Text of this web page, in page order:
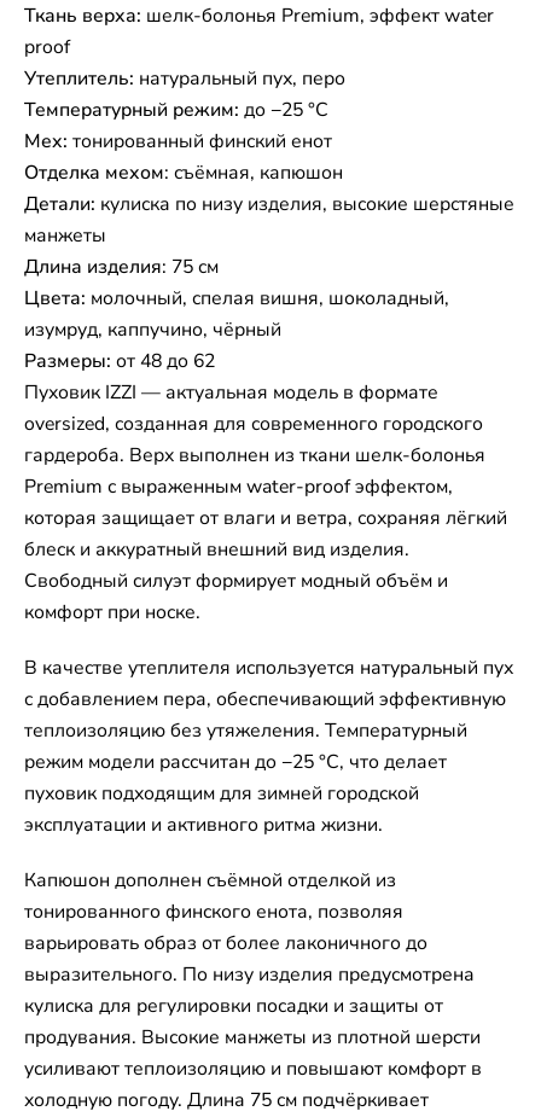
Ткань верха: шелк-болонья Premium, эффект water
proof
Утеплитель: натуральный пух, перо
Температурный режим: до −25 °C
Мех: тонированный финский енот
Отделка мехом: съёмная, капюшон
Детали: кулиска по низу изделия, высокие шерстяные
манжеты
Длина изделия: 75 см
Цвета: молочный, спелая вишня, шоколадный,
изумруд, каппучино, чёрный
Размеры: от 48 до 62
Пуховик IZZI — актуальная модель в формате
oversized, созданная для современного городского
гардероба. Верх выполнен из ткани шелк-болонья
Premium с выраженным water-proof эффектом,
которая защищает от влаги и ветра, сохраняя лёгкий
блеск и аккуратный внешний вид изделия.
Свободный силуэт формирует модный объём и
комфорт при носке.
В качестве утеплителя используется натуральный пух
с добавлением пера, обеспечивающий эффективную
теплоизоляцию без утяжеления. Температурный
режим модели рассчитан до −25 °C, что делает
пуховик подходящим для зимней городской
эксплуатации и активного ритма жизни.
Капюшон дополнен съёмной отделкой из
тонированного финского енота, позволяя
варьировать образ от более лаконичного до
выразительного. По низу изделия предусмотрена
кулиска для регулировки посадки и защиты от
продувания. Высокие манжеты из плотной шерсти
усиливают теплоизоляцию и повышают комфорт в
холодную погоду. Длина 75 см подчёркивает